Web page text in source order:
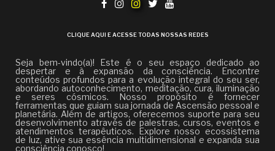
CLIQUE AQUI E ACESSE TODAS NOSSAS REDES
Seja bem-vindo(a)! Este é o seu espaço dedicado ao
despertar e à expansão da consciência. Encontre
conteúdos profundos para a evolução integral do seu ser,
abordando autoconhecimento, meditação, cura, iluminação
e seres cósmicos. Nosso propósito é fornecer
ferramentas que guiam sua jornada de Ascensão pessoal e
planetária. Além de artigos, oferecemos suporte para seu
desenvolvimento através de palestras, cursos, eventos e
atendimentos terapêuticos. Explore nosso ecossistema
de luz, ative sua essência multidimensional e expanda sua
consciência conosco!